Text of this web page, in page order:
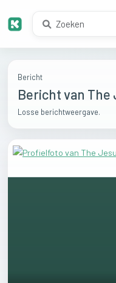
Bericht
Bericht van The
Losse berichtweergave.